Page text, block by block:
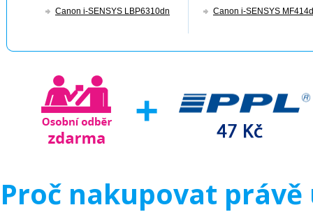
Canon i-SENSYS LBP6310dn
Canon i-SENSYS
Proč nakupovat právě